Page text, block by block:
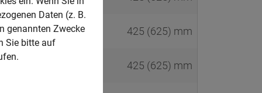
mm 425 (625) mm
425 (625) mm
Daten (z. B.
genannten Zwecke
Sie bitte auf